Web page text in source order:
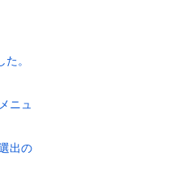
。
ニュ
出の